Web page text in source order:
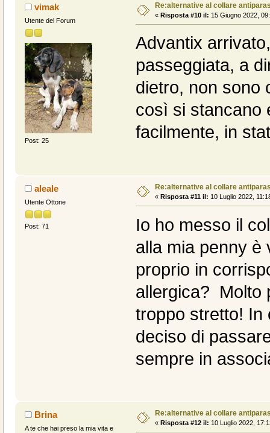
vimak
Utente del Forum
Post: 25
Re:alternative al collare
« Risposta #10 il: 15 Giugno 2022,
Advantix
passeggiata, a
dietro, non sono
così si stancano
facilmente, in
aleale
Utente Ottone
Post: 71
Re:alternative al collare
« Risposta #11 il: 10 Luglio 2022,
Io ho messo il
alla mia penny è
proprio in
allergica? Molto
troppo stretto! In
deciso di
sempre in
Brina
A te che hai preso la mia vita e
Re:alternative al collare
« Risposta #12 il: 10 Luglio 2022,